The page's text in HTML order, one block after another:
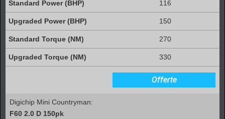
116
150
270
330
Offerte
Digichip Mini Countryman:
F60 2.0 D 150pk